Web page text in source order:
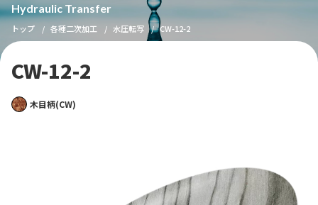
Hydraulic Transfer
トップ 各種二次加工 水圧転写 CW-12-2
CW-12-2
木目柄(CW)